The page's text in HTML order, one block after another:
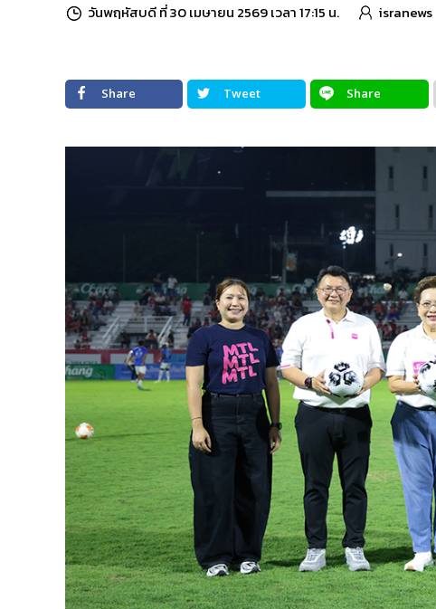
วันพฤหัสบดี ที่ 30 เมษายน 2569 เวลา 17:15 น. isranews
Share Tweet Share